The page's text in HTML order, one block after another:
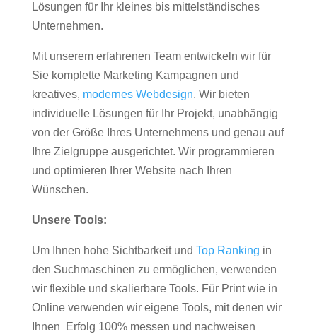
Lösungen für Ihr kleines bis mittelständisches
Unternehmen.
Mit unserem erfahrenen Team entwickeln wir für
Sie komplette Marketing Kampagnen und
kreatives, modernes Webdesign. Wir bieten
individuelle Lösungen für Ihr Projekt, unabhängig
von der Größe Ihres Unternehmens und genau auf
Ihre Zielgruppe ausgerichtet. Wir programmieren
und optimieren Ihrer Website nach Ihren
Wünschen.
Unsere Tools:
Um Ihnen hohe Sichtbarkeit und Top Ranking in
den Suchmaschinen zu ermöglichen, verwenden
wir flexible und skalierbare Tools. Für Print wie in
Online verwenden wir eigene Tools, mit denen wir
Ihnen Erfolg 100% messen und nachweisen